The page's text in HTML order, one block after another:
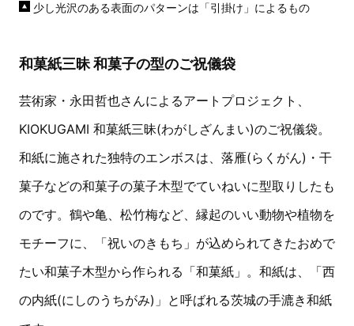
少し光沢のある表面のパターンは「引掛け」によるもの
和菓紙三昧 和菓子の型のご祝儀袋
芸術家・永田哲也さんによるアートプロジェクト、
KIOKUGAMI 和菓紙三昧(わがしざんまい)のご祝儀袋。
和紙に施された独特のエンボスは、落雁(らくがん)・干
菓子などの和菓子の菓子木型でていねいに型取りしたも
のです。鶴や亀、松竹梅など、縁起のいい動物や植物を
モチーフに、「祝いのきもち」が込められてきたおめで
たい和菓子木型から作られる「和菓紙」。和紙は、「西
の内紙(にしのうちがみ)」と呼ばれる茨城の手漉き和紙